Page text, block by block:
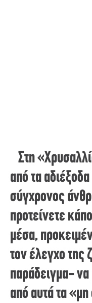
Στη
από τα
σύγχρονος
προτείνετε
μέσα,
τον έλεγχο
παράδειγμα-
από αυτά τα